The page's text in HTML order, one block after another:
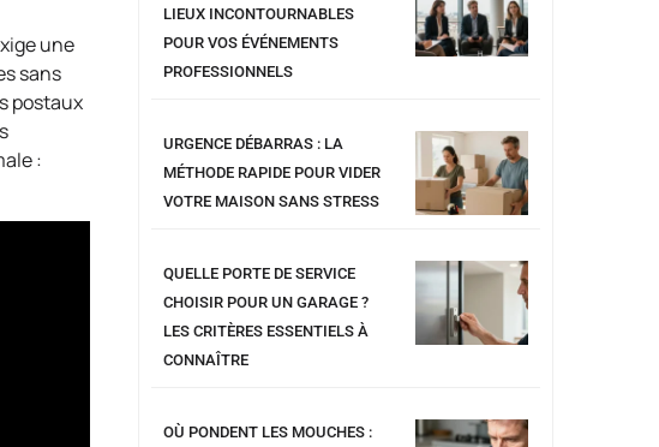
une
sans
postaux
:
LIEUX INCONTOURNABLES
POUR VOS ÉVÉNEMENTS
PROFESSIONNELS
URGENCE DÉBARRAS : LA
MÉTHODE RAPIDE POUR VIDER
VOTRE MAISON SANS STRESS
QUELLE PORTE DE SERVICE
CHOISIR POUR UN GARAGE ?
LES CRITÈRES ESSENTIELS À
CONNAÎTRE
OÙ PONDENT LES MOUCHES :